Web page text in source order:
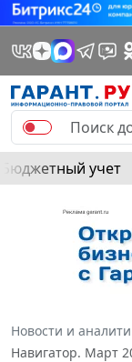
Бюджетный учет
Новости и
Навигатор. Март